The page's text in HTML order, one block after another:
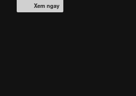
Xem ngay